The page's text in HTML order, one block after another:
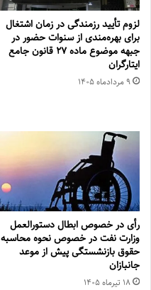
لزوم تأیید رزمندگی در زمان اشتغال
برای بهره‌مندی از سنوات حضور در
جبهه موضوع ماده ۲۷ قانون جامع
ایتارگران
۹ مرداد‌ماه ۱۴۰۵
رأی در خصوص ابطال دستورالعمل
وزارت نفت در خصوص نحوه محاسبه
حقوق بازنشستگی پیش از موعد
جانبازان
۱۸ تیر‌ماه ۱۴۰۵